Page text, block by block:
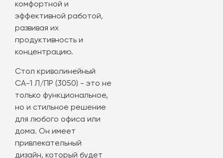
комфортной и
эффективной работой,
развивая их
продуктивность и
концентрацию.
Стол криволинейный
СА-1 Л/ПР (3050) - это не
только функциональное,
но и стильное решение
для любого офиса или
дома. Он имеет
привлекательный
дизайн, который будет